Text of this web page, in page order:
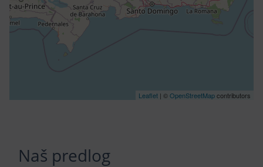
Leaflet | ©OpenStreetMapcontributors
Naš predlog